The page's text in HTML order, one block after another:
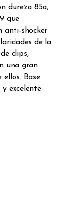
dureza 85a,
que
anti-shocker
de la
clips,
una gran
ellos. Base
excelente